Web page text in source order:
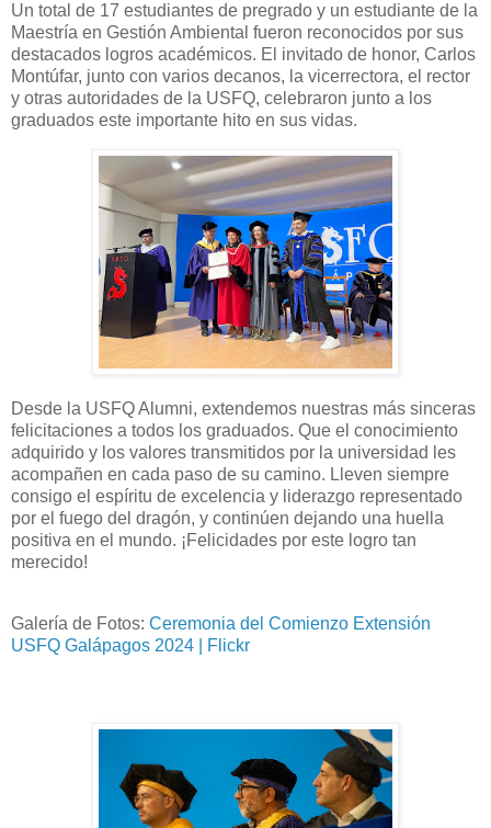
Un total de 17 estudiantes de pregrado y un estudiante de la
Maestría en Gestión Ambiental fueron reconocidos por sus
destacados logros académicos. El invitado de honor, Carlos
Montúfar, junto con varios decanos, la vicerrectora, el rector
y otras autoridades de la USFQ, celebraron junto a los
graduados este importante hito en sus vidas.
Desde la USFQ Alumni, extendemos nuestras más sinceras
felicitaciones a todos los graduados. Que el conocimiento
adquirido y los valores transmitidos por la universidad les
acompañen en cada paso de su camino. Lleven siempre
consigo el espíritu de excelencia y liderazgo representado
por el fuego del dragón, y continúen dejando una huella
positiva en el mundo. ¡Felicidades por este logro tan
merecido!
Galería de Fotos: Ceremonia del Comienzo Extensión
USFQ Galápagos 2024 | Flickr